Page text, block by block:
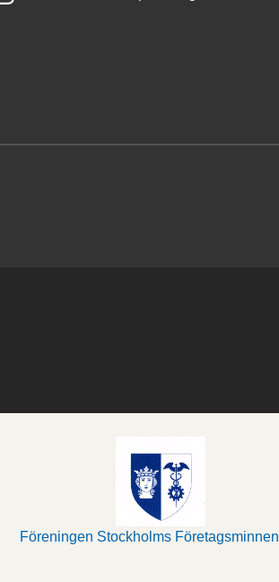
Föreningen Stockholms Företagsminnen